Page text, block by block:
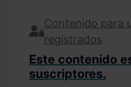
Contenido para
registrados
Este contenido
suscriptores.